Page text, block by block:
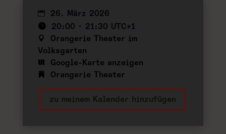
26. März 2026
20:00 - 21:30 UTC+1
Orangerie Theater im
Volksgarten
Google-Karte anzeigen
Orangerie Theater
zu meinem Kalender hinzufügen